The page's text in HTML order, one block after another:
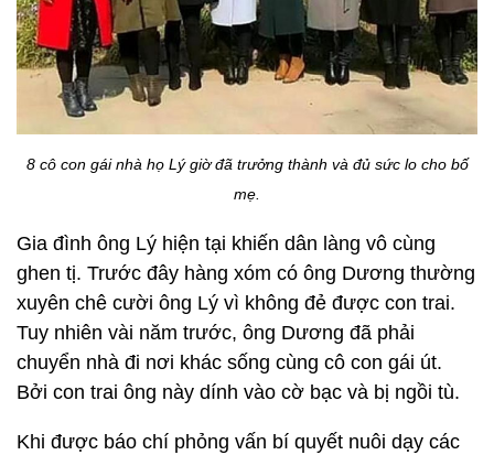
8 cô con gái nhà họ Lý giờ đã trưởng thành và đủ sức lo cho bố
mẹ.
Gia đình ông Lý hiện tại khiến dân làng vô cùng
ghen tị. Trước đây hàng xóm có ông Dương thường
xuyên chê cười ông Lý vì không đẻ được con trai.
Tuy nhiên vài năm trước, ông Dương đã phải
chuyển nhà đi nơi khác sống cùng cô con gái út.
Bởi con trai ông này dính vào cờ bạc và bị ngồi tù.
Khi được báo chí phỏng vấn bí quyết nuôi dạy các